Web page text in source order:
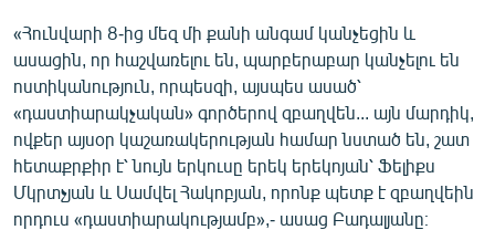
«Հունվարի 8-ից մեզ մի քանի անգամ կանչեցին և
ասացին, որ հաշվառելու են, պարբերաբար կանչելու են
ոստիկանություն, որպեսզի, այսպես ասած՝
«դաստիարակչական» գործերով զբաղվեն... այն մարդիկ,
ովքեր այսօր կաշառակերության համար նստած են, շատ
հետաքրքիր է՝ նույն երկուսը երեկ երեկոյան՝ Ֆելիքս
Մկրտչյան և Սամվել Հակոբյան, որոնք պետք է զբաղվեին
որդուս «դաստիարակությամբ»,- ասաց Բադալյանը։